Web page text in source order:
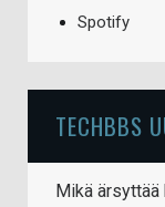
Spotify
TECHBBS
Mikä